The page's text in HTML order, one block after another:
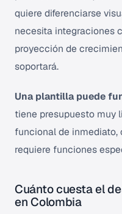
quiere diferenciarse
necesita integraciones
proyección de
soportará.
Una plantilla puede
tiene presupuesto muy
funcional de inmediato,
requiere funciones
Cuánto cuesta el
en Colombia